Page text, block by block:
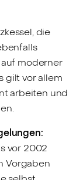
die
moderner
gilt vor allem
arbeiten und
vor 2002
Vorgaben